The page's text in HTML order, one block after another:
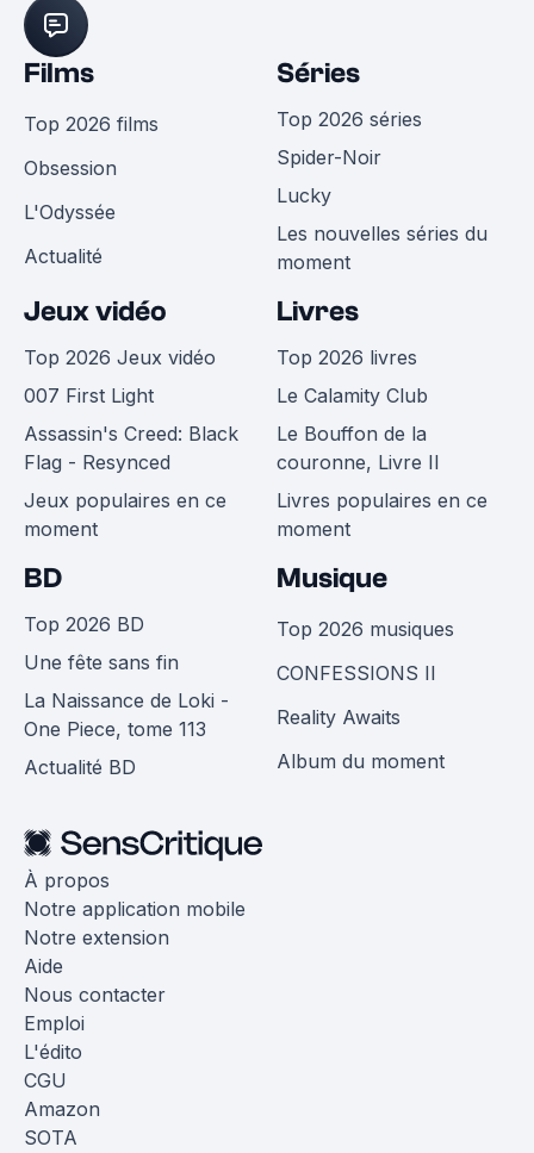
Films
Top 2026 films
Obsession
L'Odyssée
Actualité
Séries
Top 2026 séries
Spider-Noir
Lucky
Les nouvelles séries du
moment
Jeux vidéo
Top 2026 Jeux vidéo
007 First Light
Assassin's Creed: Black
Flag - Resynced
Jeux populaires en ce
moment
Livres
Top 2026 livres
Le Calamity Club
Le Bouffon de la
couronne, Livre II
Livres populaires en ce
moment
BD
Top 2026 BD
Une fête sans fin
La Naissance de Loki -
One Piece, tome 113
Actualité BD
Musique
Top 2026 musiques
CONFESSIONS II
Reality Awaits
Album du moment
À propos
Notre application mobile
Notre extension
Aide
Nous contacter
Emploi
L'édito
CGU
Amazon
SOTA